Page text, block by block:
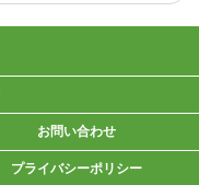
お問い合わせ
プライバシーポリシー